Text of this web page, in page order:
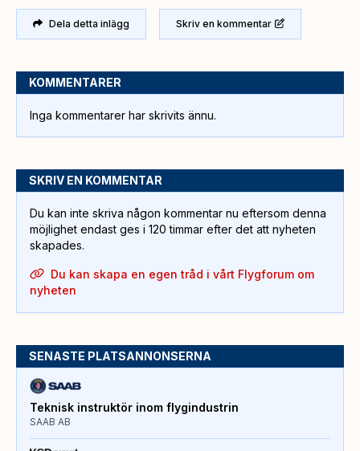
Dela detta inlägg Skriv en kommentar
KOMMENTARER
Inga kommentarer har skrivits ännu.
SKRIV EN KOMMENTAR
Du kan inte skriva någon kommentar nu eftersom denna
möjlighet endast ges i 120 timmar efter det att nyheten
skapades.
Du kan skapa en egen tråd i vårt Flygforum om
nyheten
SENASTE PLATSANNONSERNA
Teknisk instruktör inom flygindustrin
SAAB AB